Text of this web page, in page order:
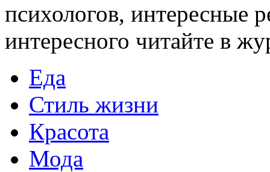
психологов, интересные
интересного читайте в
Еда
Стиль жизни
Красота
Мода